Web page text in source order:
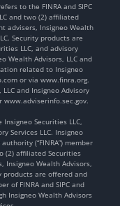
to the FINRA and SIPC
and two (2) affiliated
advisers, Insigneo Wealth
Security products are
LLC, and advisory
Wealth Advisors, LLC and
related to Insigneo
or via www.finra.org.
and Insigneo Advisory
www.adviserinfo.sec.gov.
Securities LLC,
Services LLC. Insigneo
(“FINRA”) member
(2) affiliated Securities
Insigneo Wealth Advisors,
products are offered and
of FINRA and SIPC and
Insigneo Wealth Advisors